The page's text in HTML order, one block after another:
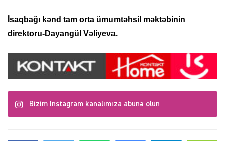
İsaqbağı kənd tam orta ümumtəhsil məktəbinin
direktoru-Dayangül Vəliyeva.
Bizim Instagram kanalımıza abunə olun